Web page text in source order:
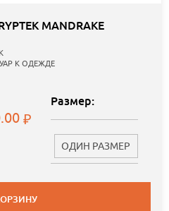
MANDRAKE
К ОДЕЖДЕ
Размер:
ОДИН РАЗМЕР